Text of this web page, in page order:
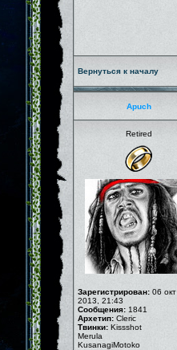
Вернуться к началу
Apuch
Retired
Зарегистрирован: 06 окт
2013, 21:43
Сообщения: 1841
Архетип: Cleric
Твинки: Kissshot
Merula
KusanagiMotoko